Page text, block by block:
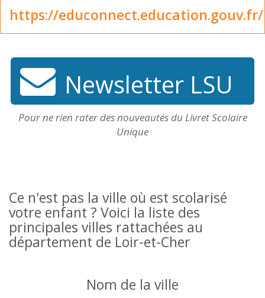
https://educonnect.education.gouv.fr/
Newsletter LSU
Pour ne rien rater des nouveautés du Livret Scolaire
Unique
Ce n'est pas la ville où est scolarisé
votre enfant ? Voici la liste des
principales villes rattachées au
département de Loir-et-Cher
Nom de la ville